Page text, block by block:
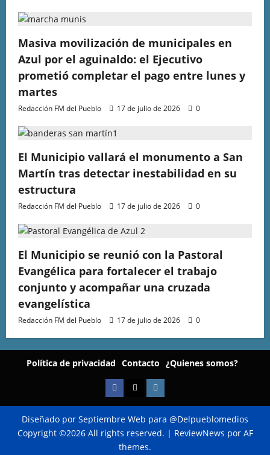
Masiva movilización de municipales en
Azul por el aguinaldo: el Ejecutivo
prometió completar el pago entre lunes y
martes
Redacción FM del Pueblo 17 de julio de 2026 0
El Municipio vallará el monumento a San
Martín tras detectar inestabilidad en su
estructura
Redacción FM del Pueblo 17 de julio de 2026 0
El Municipio se reunió con la Pastoral
Evangélica para fortalecer el trabajo
conjunto y acompañar una cruzada
evangelística
Redacción FM del Pueblo 17 de julio de 2026 0
Política de privacidad Contacto ¿Quienes somos?
Diseñado por Septiembre Web para @Delpueblomedios
Copyright ©2026 All rights reserved. | ReviewNews por AF
themes.